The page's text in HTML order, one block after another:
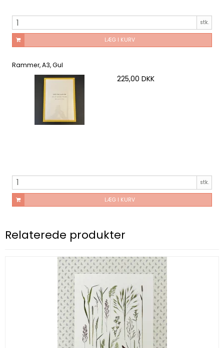
stk.
LÆG I KURV
Rammer, A3, Gul
225,00 DKK
stk.
LÆG I KURV
Relaterede produkter